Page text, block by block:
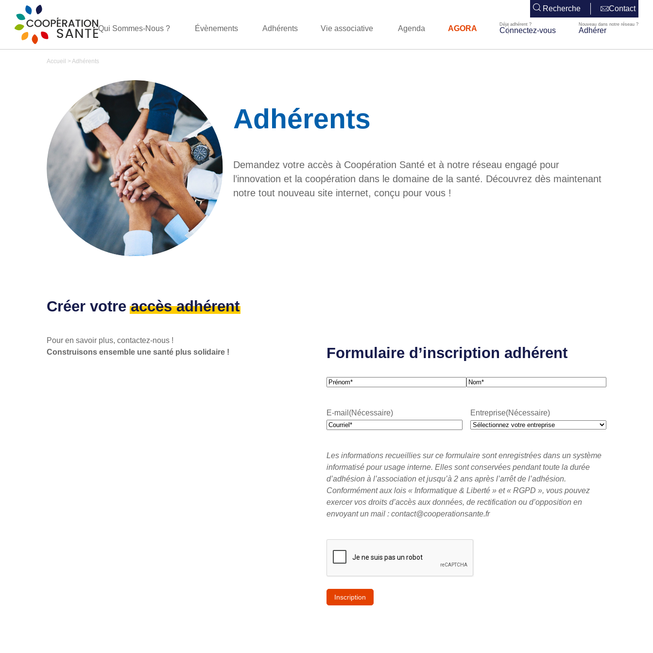
Recherche Contact
Qui Sommes-Nous ? Évènements Adhérents Vie associative Agenda AGORA Connectez-vous Adhérer
Accueil > Adhérents
Adhérents
Demandez votre accès à Coopération Santé et à notre réseau engagé pour
l’innovation et la coopération dans le domaine de la santé. Découvrez dès maintenant
notre tout nouveau site internet, conçu pour vous !
Créer votreaccès adhérent
Pour en savoir plus, contactez-nous !
Construisons ensemble une santé plus solidaire !
Formulaire d’inscription adhérent
N
(
N
c
e
s
é
n
m
m
E-mail (Nécessaire) Entreprise(Nécessaire)
Les informations recueillies sur ce formulaire sont enregistrées dans un système
informatisé pour usage interne. Elles sont conservées pendant toute la durée
d’adhésion à l’association et jusqu’à 2 ans après l’arrêt de l’adhésion.
Conformément aux lois « Informatique & Liberté » et « RGPD », vous pouvez
exercer vos droits d’accès aux données, de rectification ou d’opposition en
envoyant un mail : contact@cooperationsante.fr